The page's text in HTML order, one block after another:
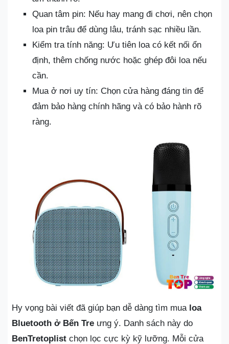
Quan tâm pin: Nếu hay mang đi chơi, nên chọn
loa pin trâu để dùng lâu, tránh sạc nhiều lần.
Kiểm tra tính năng: Ưu tiên loa có kết nối ổn
định, thêm chống nước hoặc ghép đôi loa nếu
cần.
Mua ở nơi uy tín: Chọn cửa hàng đáng tin để
đảm bảo hàng chính hãng và có bảo hành rõ
ràng.
Hy vọng bài viết đã giúp bạn dễ dàng tìm mua loa
Bluetooth ở Bến Tre ưng ý. Danh sách này do
BenTretoplist chọn lọc cực kỳ kỹ lưỡng. Mỗi cửa